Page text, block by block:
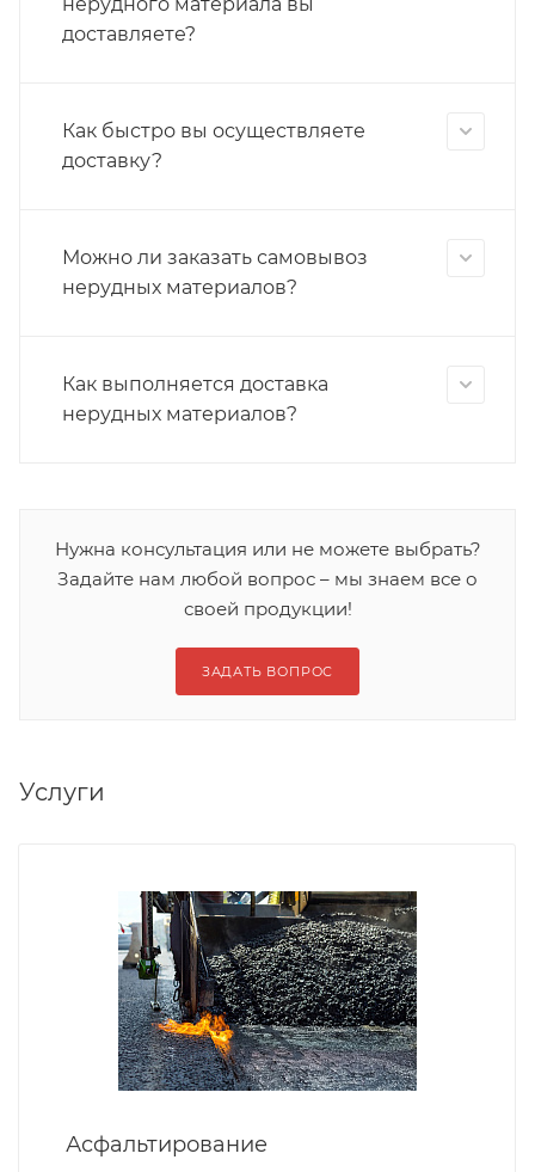
доставляете?
Как быстро вы осуществляете
доставку?
Можно ли заказать самовывоз
нерудных материалов?
Как выполняется доставка
нерудных материалов?
Нужна консультация или не можете выбрать?
Задайте нам любой вопрос – мы знаем все о
своей продукции!
ЗАДАТЬ ВОПРОС
Услуги
Асфальтирование